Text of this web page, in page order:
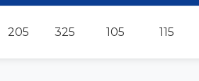
205 325 105 115